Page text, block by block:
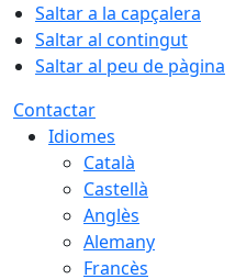
Saltar a la capçalera
Saltar al contingut
Saltar al peu de pàgina
Contactar
Idiomes
Català
Castellà
Anglès
Alemany
Francès